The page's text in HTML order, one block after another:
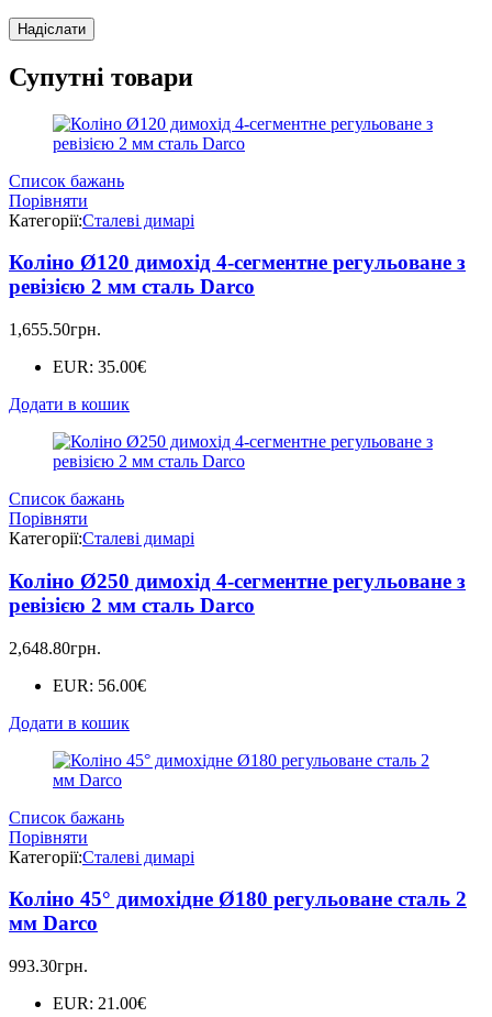
Супутні товари
Список бажань
Порівняти
Категорії:Сталеві димарі
Коліно Ø120 димохід 4-сегментне регульоване з
ревізією 2 мм сталь Darco
1,655.50грн.
EUR: 35.00€
Додати в кошик
Список бажань
Порівняти
Категорії:Сталеві димарі
Коліно Ø250 димохід 4-сегментне регульоване з
ревізією 2 мм сталь Darco
2,648.80грн.
EUR: 56.00€
Додати в кошик
Список бажань
Порівняти
Категорії:Сталеві димарі
Коліно 45° димохідне Ø180 регульоване сталь 2
мм Darco
993.30грн.
EUR: 21.00€